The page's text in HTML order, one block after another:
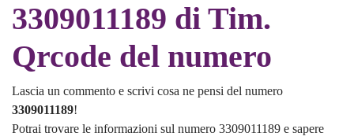
3309011189 di Tim.
Qrcode del numero
Lascia un commento e scrivi cosa ne pensi del numero
3309011189!
Potrai trovare le informazioni sul numero 3309011189 e sapere